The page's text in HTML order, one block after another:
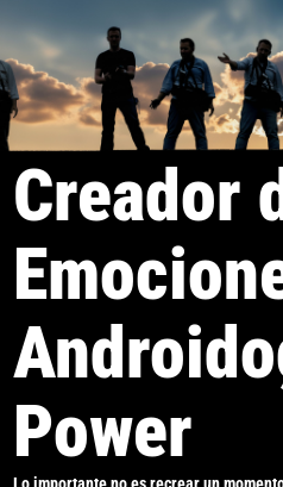
al
contenido
Creador
Power